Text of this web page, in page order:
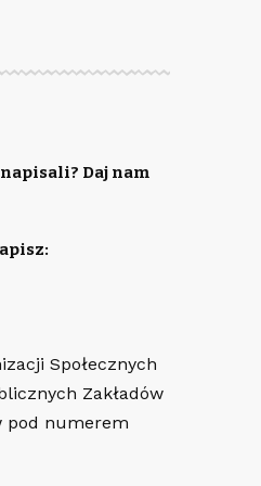
Daj nam
Społecznych
Zakładów
pod numerem